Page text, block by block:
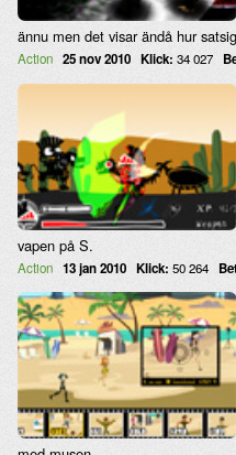
ännu men det visar ändå hur
Action 25 nov 2010 Klick: 34 027
vapen på S.
Action 13 jan 2010 Klick: 50 264